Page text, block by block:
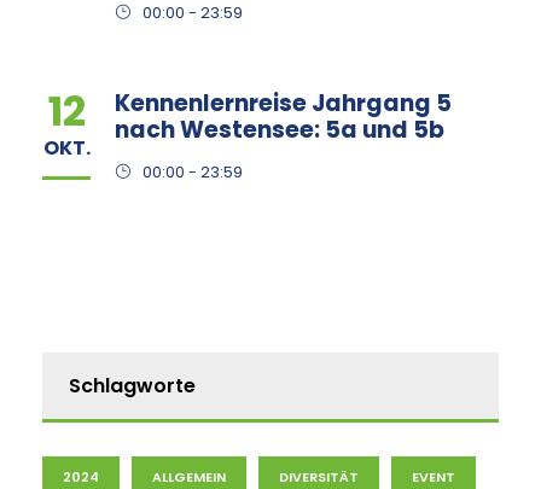
00:00 - 23:59
12
OKT.
Kennenlernreise Jahrgang 5
nach Westensee: 5a und 5b
00:00 - 23:59
Schlagworte
2024 ALLGEMEIN DIVERSITÄT EVENT